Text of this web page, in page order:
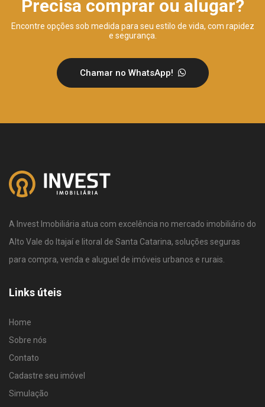
Precisa comprar ou alugar?
Encontre opções sob medida para seu estilo de vida, com rapidez
e segurança.
Chamar no WhatsApp!
A Invest Imobiliária atua com excelência no mercado imobiliário do
Alto Vale do Itajaí e litoral de Santa Catarina, soluções seguras
para compra, venda e aluguel de imóveis urbanos e rurais.
Links úteis
Home
Sobre nós
Contato
Cadastre seu imóvel
Simulação